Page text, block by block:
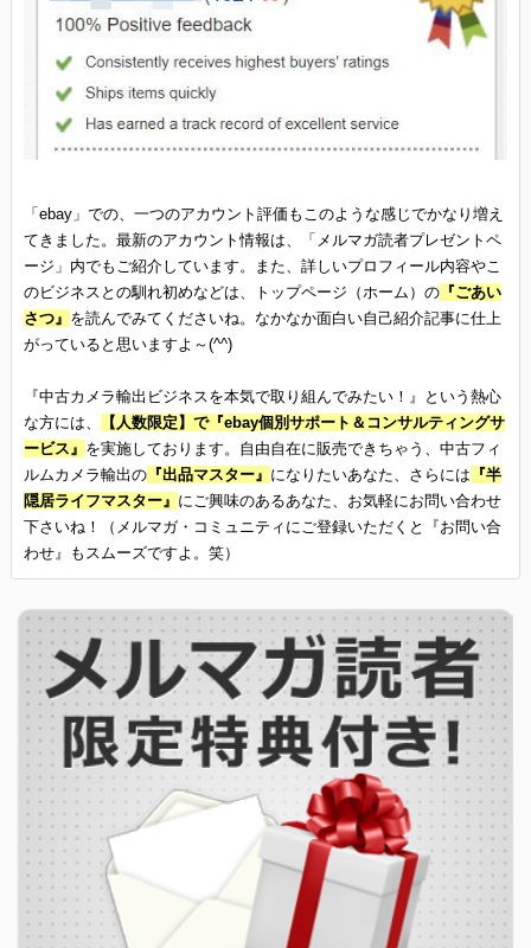
「ebay」での、一つのアカウント評価もこのような感じでかなり増え
てきました。最新のアカウント情報は、「メルマガ読者プレゼントペ
ージ」内でもご紹介しています。また、詳しいプロフィール内容やこ
のビジネスとの馴れ初めなどは、トップページ（ホーム）の『ごあい
さつ』 を読んでみてくださいね。なかなか面白い自己紹介記事に仕上
がっていると思いますよ～(^^)
『中古カメラ輸出ビジネスを本気で取り組んでみたい！』という熱心
な方には、
【人数限定】で『ebay個別サポート＆コンサルティングサ
ービス』 を実施しております。自由自在に販売できちゃう、中古フィ
ルムカメラ輸出の『出品マスター』 になりたいあなた、さらには 『半
隠居ライフマスター』 にご興味のあるあなた、お気軽にお問い合わせ
下さいね！（メルマガ・コミュニティにご登録いただくと『お問い合
わせ』もスムーズですよ。笑）